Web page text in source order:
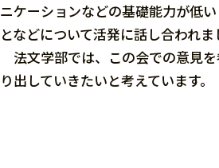
ニケーションなどの基礎能力が低
となどについて活発に話し合われま
法文学部では、この会での意見
り出していきたいと考えています。